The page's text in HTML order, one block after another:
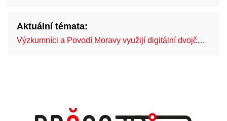
Aktuální témata:
Výzkumníci a Povodí Moravy využijí digitální dvojč…